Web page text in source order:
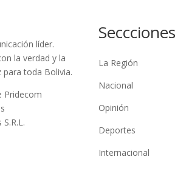
líder.
la verdad y la
toda Bolivia.
Pridecom
Seccciones
La Región
Nacional
Opinión
Deportes
Internacional